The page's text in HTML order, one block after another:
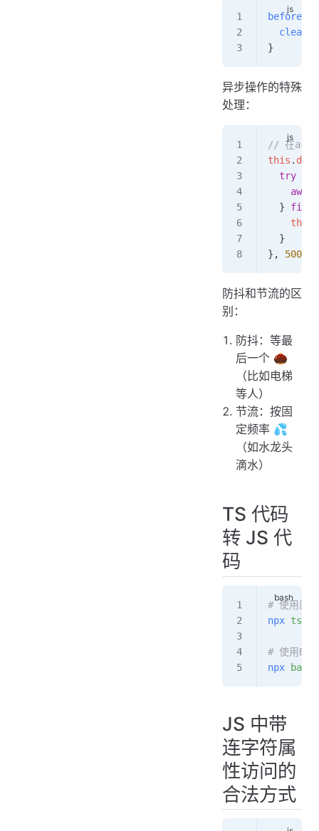
}
异步操作的特殊
处理：
// 在
this .
  try
    await
  }
    this
  }
}, 500
防抖和节流的区
别：
防抖：等最
后一个 🌰
（比如电梯
等人）
节流：按固
定频率 💦
（如水龙头
滴水）
TS 代码
转 JS 代
码
# 使用原
npx tsc
# 使用
npx babel
JS 中带
连字符属
性访问的
合法方式